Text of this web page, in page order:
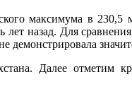
максимума в
назад. Для
демонстрировала
Далее отметим